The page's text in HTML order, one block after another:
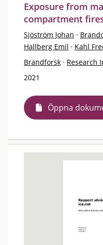
Exposure from
compartment
Sjöström Johan ·
Hallberg Emil · Kahl
Brandforsk · Research
2021
Öppna